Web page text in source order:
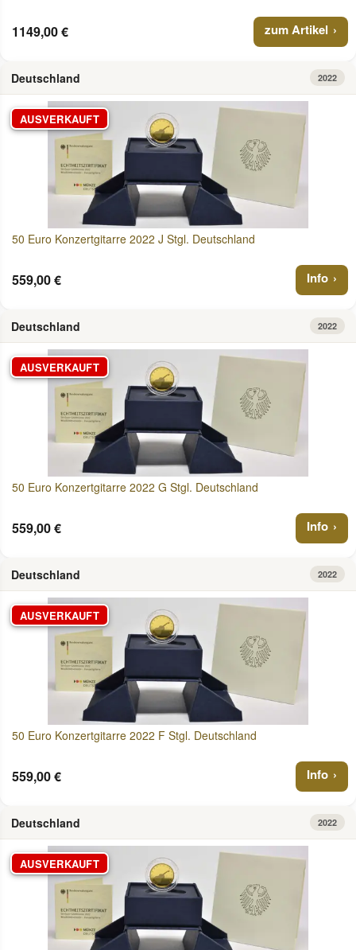
1149,00 € zum Artikel
Deutschland 2022
AUSVERKAUFT
50 Euro Konzertgitarre 2022 J Stgl. Deutschland
559,00 € Info
Deutschland 2022
AUSVERKAUFT
50 Euro Konzertgitarre 2022 G Stgl. Deutschland
559,00 € Info
Deutschland 2022
AUSVERKAUFT
50 Euro Konzertgitarre 2022 F Stgl. Deutschland
559,00 € Info
Deutschland 2022
AUSVERKAUFT